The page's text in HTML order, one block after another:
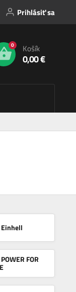
Prihlásiť sa
0 Košík
0,00 €
FOR